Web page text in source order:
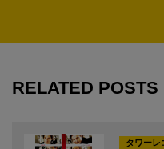
RELATED POSTS
タワーレ